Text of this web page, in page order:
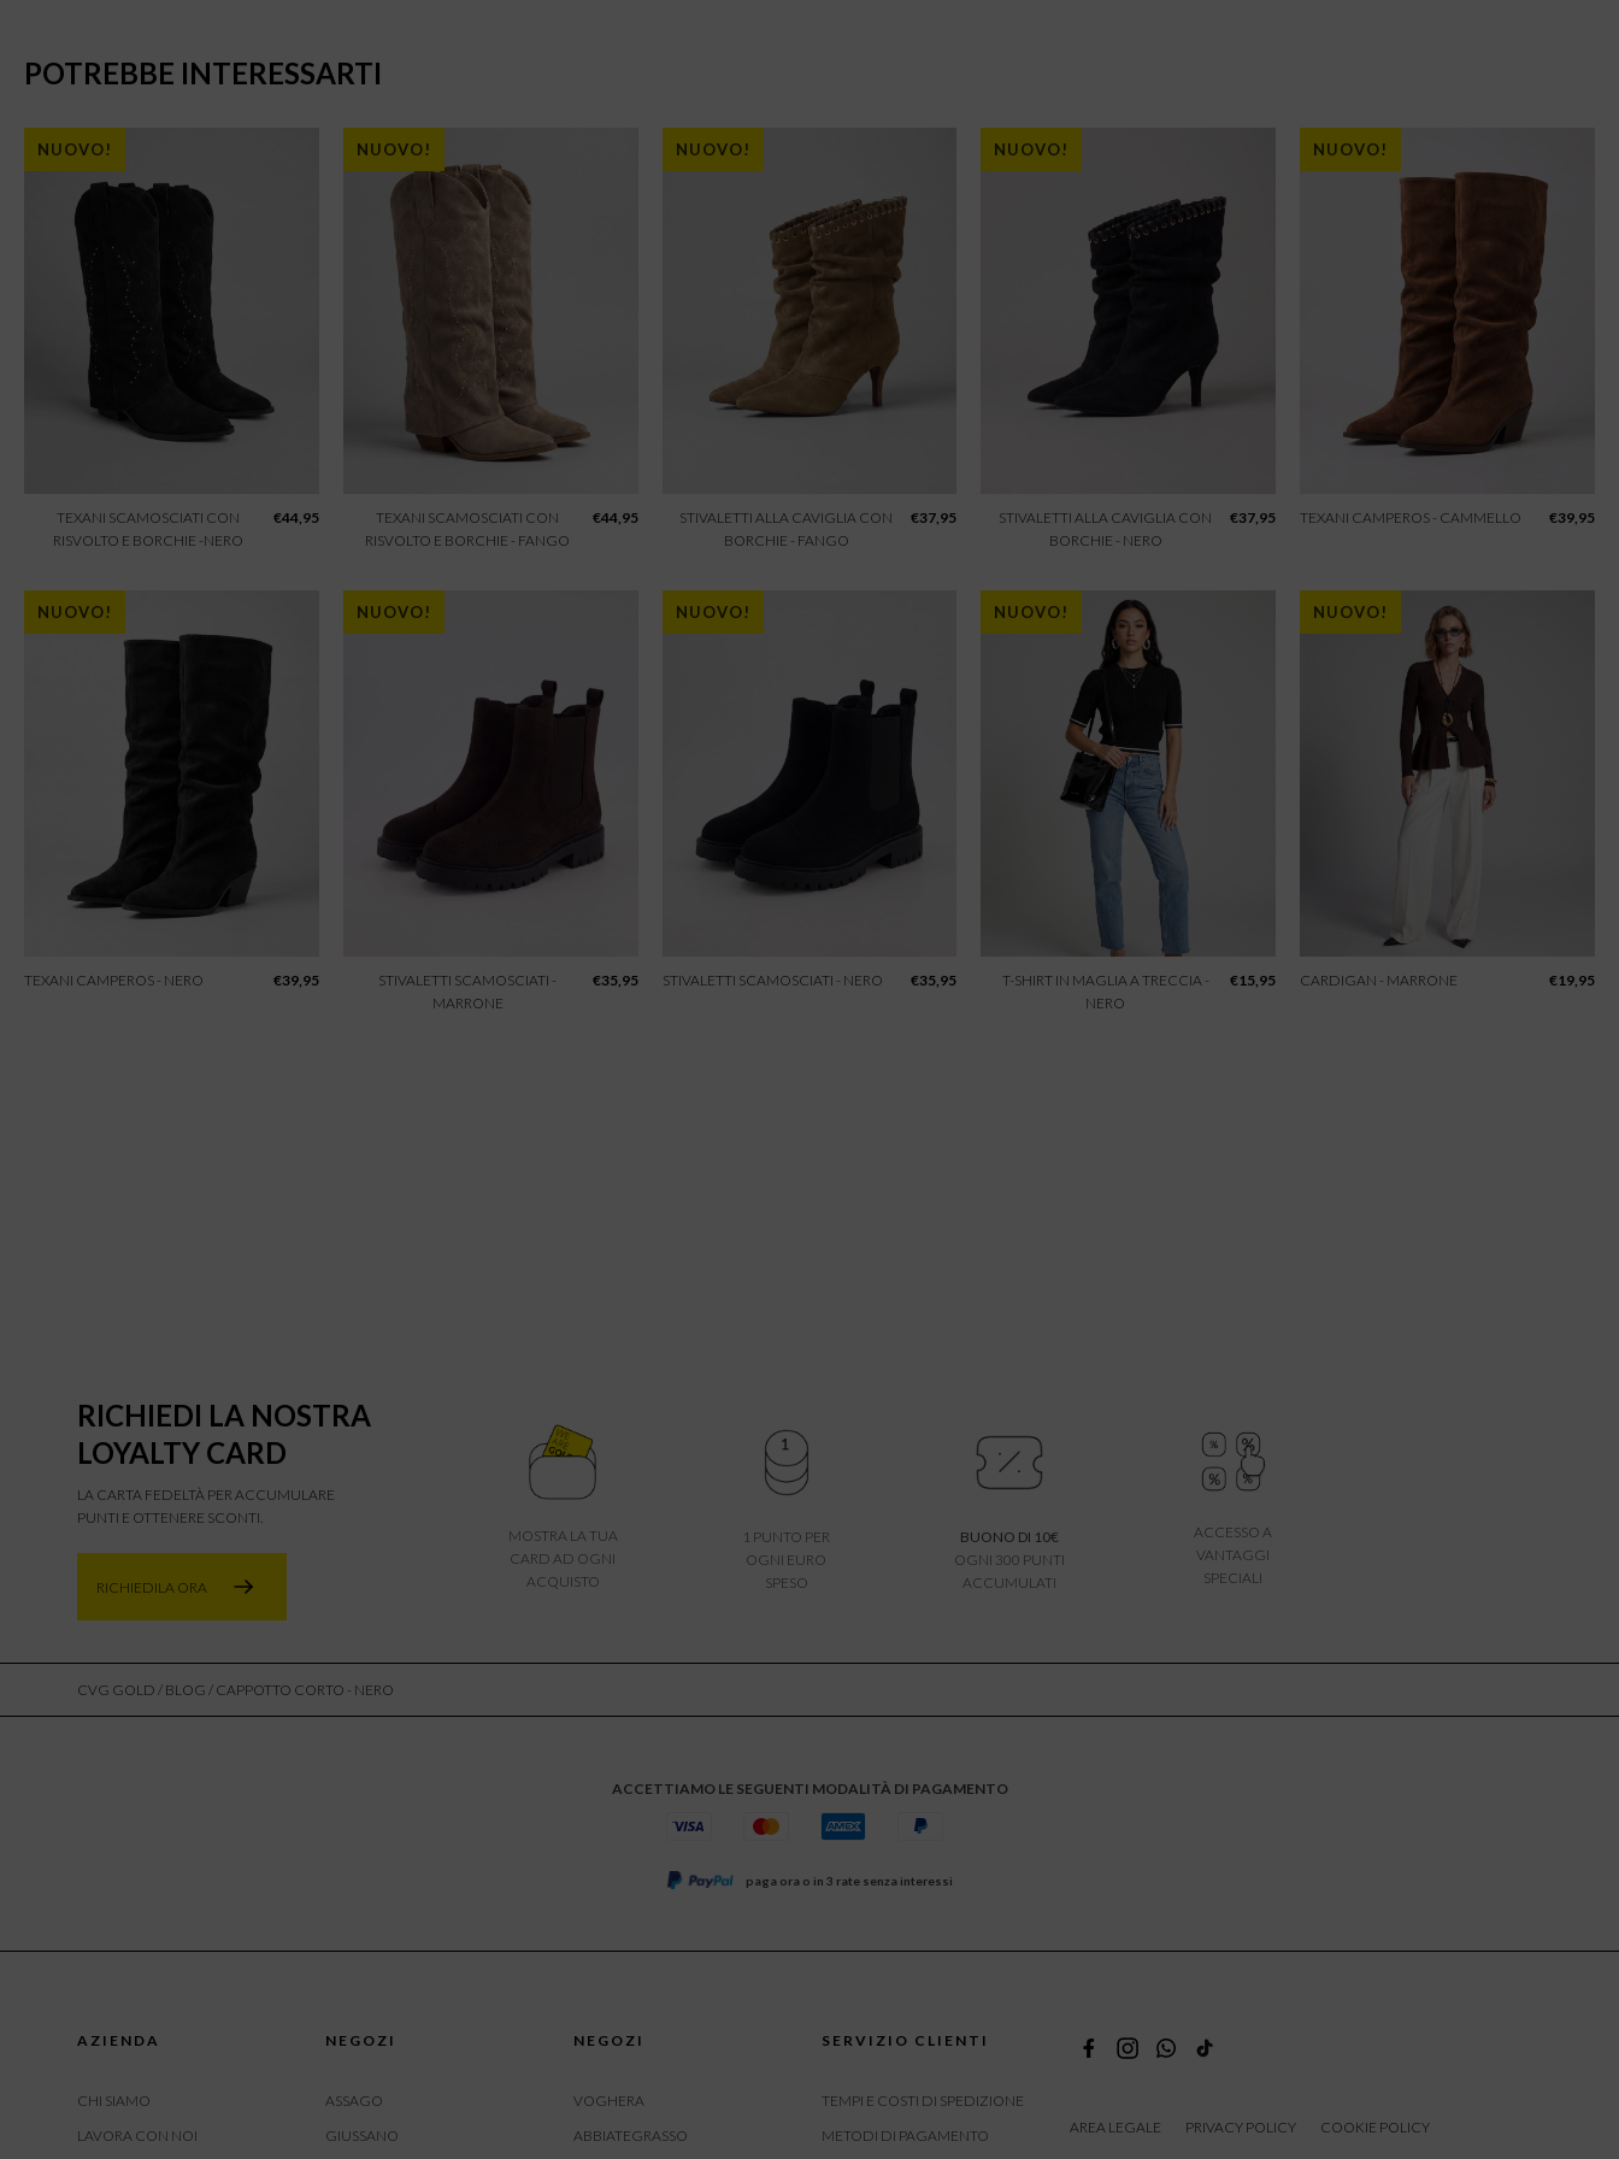
POTREBBE INTERESSARTI
NUOVO!
TEXANI SCAMOSCIATI CON
RISVOLTO E BORCHIE -NERO
€44,95
NUOVO!
TEXANI SCAMOSCIATI CON
RISVOLTO E BORCHIE - FANGO
€44,95
NUOVO!
STIVALETTI ALLA CAVIGLIA CON
BORCHIE - FANGO
€37,95
NUOVO!
STIVALETTI ALLA CAVIGLIA CON
BORCHIE - NERO
€37,95
NUOVO!
TEXANI CAMPEROS - CAMMELLO €39,95
NUOVO!
TEXANI CAMPEROS - NERO €39,95
NUOVO!
STIVALETTI SCAMOSCIATI -
MARRONE
€35,95
NUOVO!
STIVALETTI SCAMOSCIATI - NERO €35,95
NUOVO!
T-SHIRT IN MAGLIA A TRECCIA -
NERO
€15,95
NUOVO!
CARDIGAN - MARRONE €19,95
RICHIEDI LA NOSTRA
LOYALTY CARD
LA CARTA FEDELTÀ PER ACCUMULARE
PUNTI E OTTENERE SCONTI.
RICHIEDILA ORA
MOSTRA LA TUA
CARD AD OGNI
ACQUISTO
1 PUNTO PER
OGNI EURO
SPESO
BUONO DI 10€
OGNI 300 PUNTI
ACCUMULATI
ACCESSO A
VANTAGGI
SPECIALI
CVG GOLD / BLOG / CAPPOTTO CORTO - NERO
ACCETTIAMO LE SEGUENTI MODALITÀ DI PAGAMENTO
paga ora o in 3 rate senza interessi
AZIENDA
CHI SIAMO
LAVORA CON NOI
NEGOZI
ASSAGO
GIUSSANO
NEGOZI
VOGHERA
ABBIATEGRASSO
SERVIZIO CLIENTI
TEMPI E COSTI DI SPEDIZIONE
METODI DI PAGAMENTO
AREA LEGALE PRIVACY POLICY COOKIE POLICY